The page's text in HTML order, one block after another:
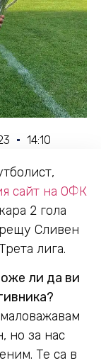
14:10
сайт на ОФК
2 гола
Сливен
лига.
ли да ви
но за нас
Те са в